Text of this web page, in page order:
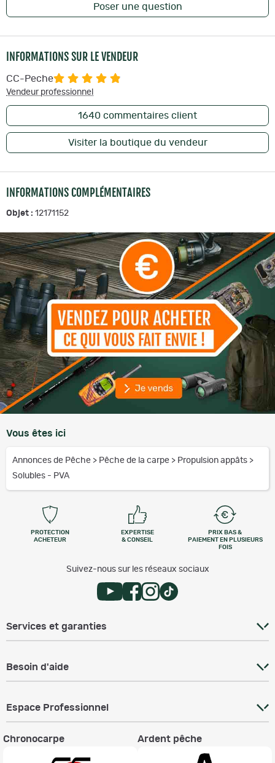
Poser une question
INFORMATIONS SUR LE VENDEUR
CC-Peche
Vendeur professionnel
1640 commentaires client
Visiter la boutique du vendeur
INFORMATIONS COMPLÉMENTAIRES
Objet : 12171152
Vous êtes ici
Annonces de Pêche > Pêche de la carpe > Propulsion appâts >
Solubles - PVA
PROTECTION
ACHETEUR
EXPERTISE
& CONSEIL
PRIX BAS &
PAIEMENT EN PLUSIEURS
FOIS
Suivez-nous sur les réseaux sociaux
Services et garanties
Besoin d'aide
Espace Professionnel
Chronocarpe Ardent pêche